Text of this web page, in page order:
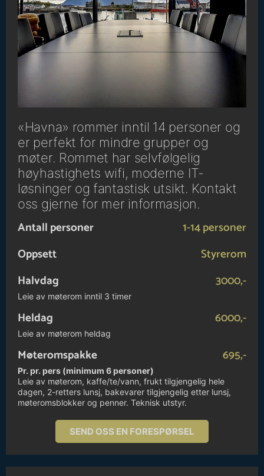
«Havna» rommer inntil 14 personer og
er perfekt for mindre grupper og
møter. Rommet har selvfølgelig
høyhastighets wifi, moderne IT-
løsninger og fantastisk utsikt. Kontakt
oss gjerne for mer informasjon.
Antall personer
1-14 personer
Oppsett
Styrerom
Halvdag
3000,-
Leie av møterom inntil 3 timer
Heldag 6000,-
Leie av møterom heldag
Møteromspakke 695,-
Pr. pr. pers (minimum 6 personer)
Leie av møterom, kaffe/te/vann, frukt tilgjengelig hele
dagen, 2-retters lunsj, bakevarer tilgjengelig etter lunsj,
møteromsblokker og penner. Teknisk utstyr.
SEND OSS EN FORESPØRSEL